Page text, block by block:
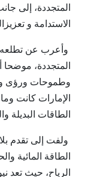
المتجددة، إلى
الاستدامة و
وأعرب عن تطلعه
المتجددة، موضحا
وطموحات ورؤى
الإمارات كانت
الطاقات البديلة
ولفت إلى تقدم
الطاقة المائية
الرياح، حيث تعد